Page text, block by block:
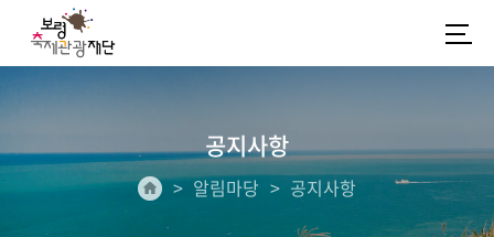
공지사항
알림마당 공지사항